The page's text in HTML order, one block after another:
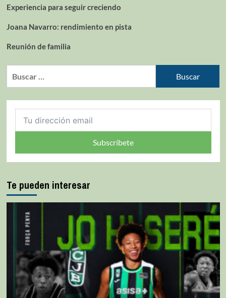
Experiencia para seguir creciendo
Joana Navarro: rendimiento en pista
Reunión de familia
Subscríbete
Te pueden interesar